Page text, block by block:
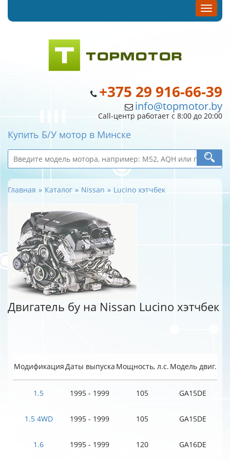
+375 29 916-66-39
info@topmotor.by
Call-центр работает с 8:00 до 20:00
Купить Б/У мотор в Минске
Главная Каталог Nissan Lucino хэтчбек
Двигатель бу на Nissan Lucino хэтчбек
МодификацияДаты выпуска Мощность, л.с. Модель двиг.
1.5 1995 - 1999 105 GA15DE
1.5 4WD 1995 - 1999 105 GA15DE
1.6 1995 - 1999 120 GA16DE